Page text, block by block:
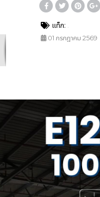
แท็ก:
01 กรกฎาคม 2569